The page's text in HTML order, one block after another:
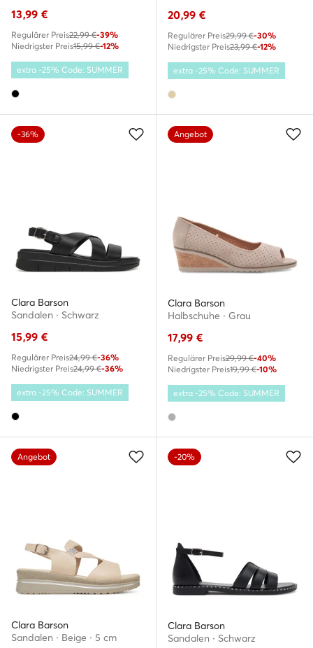
13,99 €
Regulärer Preis22,99 €-39%
Niedrigster Preis15,99 €-12%
extra -25% Code: SUMMER
20,99 €
Regulärer Preis29,99 €-30%
Niedrigster Preis23,99 €-12%
extra -25% Code: SUMMER
-36%
Clara Barson
Sandalen · Schwarz
15,99 €
Regulärer Preis24,99 €-36%
Niedrigster Preis24,99 €-36%
extra -25% Code: SUMMER
Angebot
Clara Barson
Halbschuhe · Grau
17,99 €
Regulärer Preis29,99 €-40%
Niedrigster Preis19,99 €-10%
extra -25% Code: SUMMER
Angebot
Clara Barson
Sandalen · Beige · 5 cm
-20%
Clara Barson
Sandalen · Schwarz